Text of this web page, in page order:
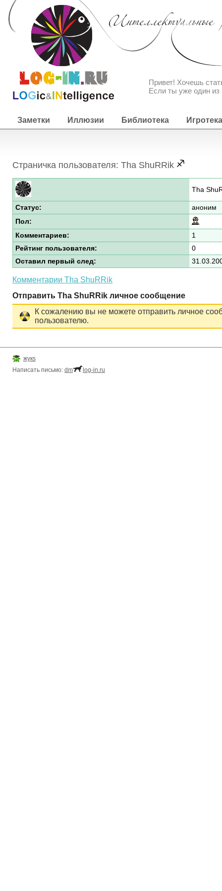
Привет! Хочешь
Если ты уже один из
Заметки Иллюзии Библиотека Игротека
Страничка пользователя: Tha ShuRRik
Tha
Статус:
аноним
Пол:
Комментариев:
1
Рейтинг пользователя:
0
Оставил первый след:
Комментарии Tha ShuRRik
Отправить Tha ShuRRik личное сообщение
К сожалению вы не можете отправить личное
пользователю.
жукs
Написать письмо: dm log-in.ru